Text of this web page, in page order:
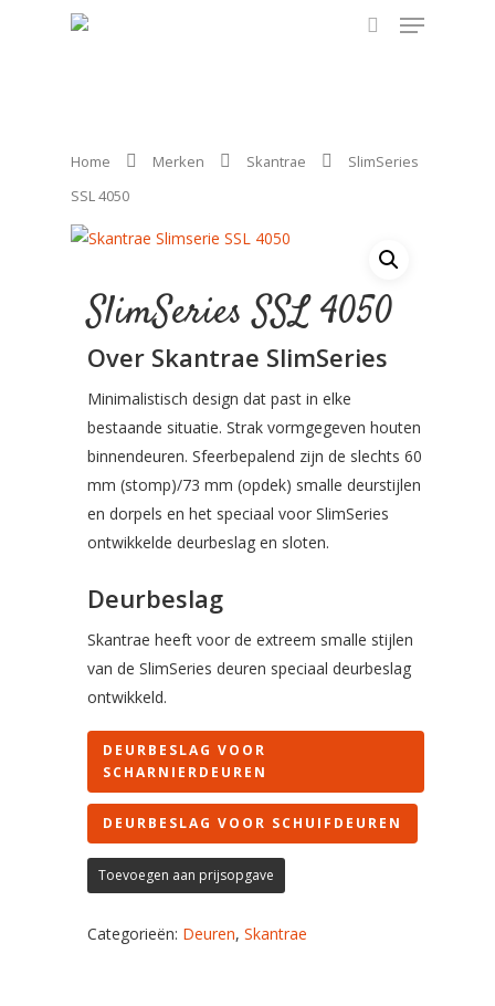
Home Merken Skantrae
SlimSeries
SSL 4050
SlimSeries SSL 4050
Over Skantrae SlimSeries
Minimalistisch design dat past in elke
bestaande situatie. Strak vormgegeven houten
binnendeuren. Sfeerbepalend zijn de slechts 60
mm (stomp)/73 mm (opdek) smalle deurstijlen
en dorpels en het speciaal voor SlimSeries
ontwikkelde deurbeslag en sloten.
Deurbeslag
Skantrae heeft voor de extreem smalle stijlen
van de SlimSeries deuren speciaal deurbeslag
ontwikkeld.
DEURBESLAG VOOR
SCHARNIERDEUREN
DEURBESLAG VOOR SCHUIFDEUREN
Toevoegen aan prijsopgave
Categorieën: Deuren, Skantrae